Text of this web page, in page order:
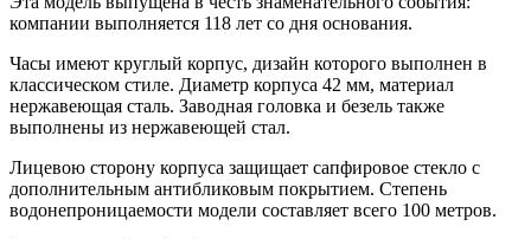
компании выполняется 118 лет со дня основания.
Часы имеют круглый корпус, дизайн которого выполнен в
классическом стиле. Диаметр корпуса 42 мм, материал
нержавеющая сталь. Заводная головка и безель также
выполнены из нержавеющей стал.
Лицевою сторону корпуса защищает сапфировое стекло с
дополнительным антибликовым покрытием. Степень
водонепроницаемости модели составляет всего 100 метров.